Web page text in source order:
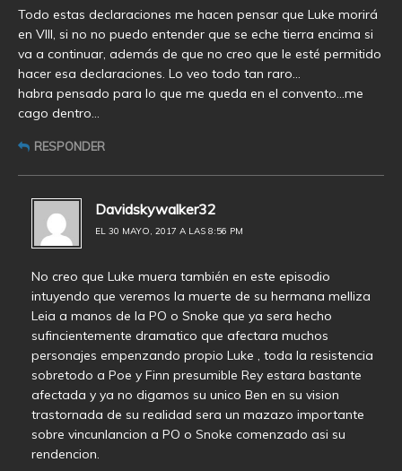
Todo estas declaraciones me hacen pensar que Luke morirá
en VIII, si no no puedo entender que se eche tierra encima si
va a continuar, además de que no creo que le esté permitido
hacer esa declaraciones. Lo veo todo tan raro…
habra pensado para lo que me queda en el convento…me
cago dentro…
RESPONDER
Davidskywalker32
EL 30 MAYO, 2017 A LAS 8:56 PM
No creo que Luke muera también en este episodio
intuyendo que veremos la muerte de su hermana melliza
Leia a manos de la PO o Snoke que ya sera hecho
sufincientemente dramatico que afectara muchos
personajes empenzando propio Luke , toda la resistencia
sobretodo a Poe y Finn presumible Rey estara bastante
afectada y ya no digamos su unico Ben en su vision
trastornada de su realidad sera un mazazo importante
sobre vincunlancion a PO o Snoke comenzado asi su
rendencion.